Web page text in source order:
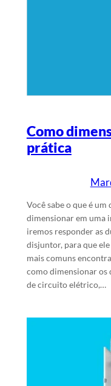
Como
prática
Você sabe o que é
dimensionar em uma
iremos responder as
disjuntor, para que
mais comuns
como dimensionar os
de circuito elétrico,…